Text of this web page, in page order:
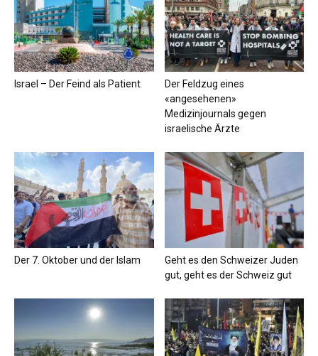
Israel – Der Feind als Patient
Der Feldzug eines
«angesehenen»
Medizinjournals gegen
israelische Ärzte
Der 7. Oktober und der Islam
Geht es den Schweizer Juden
gut, geht es der Schweiz gut